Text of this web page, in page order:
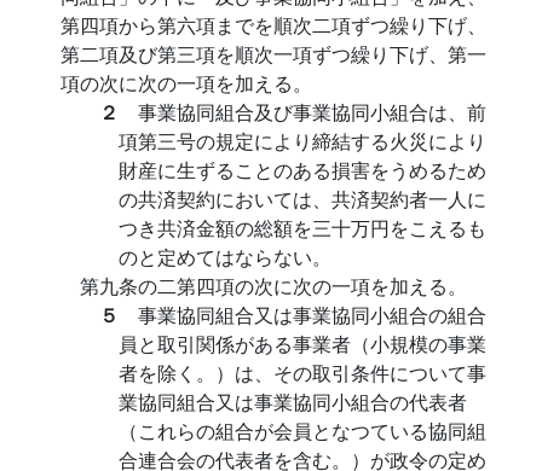
第四項から第六項までを順次二項ずつ繰り下げ、
第二項及び第三項を順次一項ずつ繰り下げ、第一
項の次に次の一項を加える。
２ 事業協同組合及び事業協同小組合は、前
項第三号の規定により締結する火災により
財産に生ずることのある損害をうめるため
の共済契約においては、共済契約者一人に
つき共済金額の総額を三十万円をこえるも
のと定めてはならない。
第九条の二第四項の次に次の一項を加える。
５ 事業協同組合又は事業協同小組合の組合
員と取引関係がある事業者（小規模の事業
者を除く。）は、その取引条件について事
業協同組合又は事業協同小組合の代表者
（これらの組合が会員となつている協同組
合連合会の代表者を含む。）が政令の定め